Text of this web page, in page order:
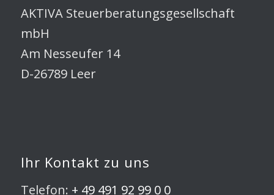
AKTIVA Steuerberatungsgesellschaft
mbH
Am Nesseufer 14
D-26789 Leer
Ihr Kontakt zu uns
Telefon: + 49 491 92 99 0 0